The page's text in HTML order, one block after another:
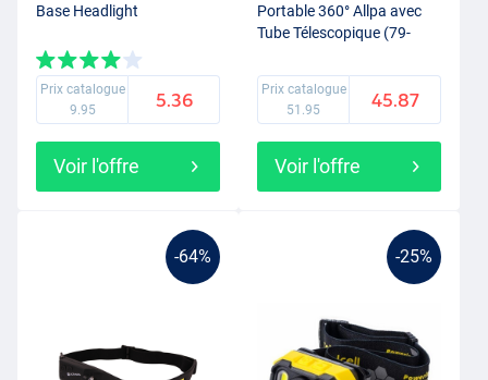
Base Headlight
Prix catalogue
9.95
5.36
Voir l'offre
Portable 360° Allpa avec
Tube Télescopique (79-
Prix catalogue
51.95
45.87
Voir l'offre
-64% -25%